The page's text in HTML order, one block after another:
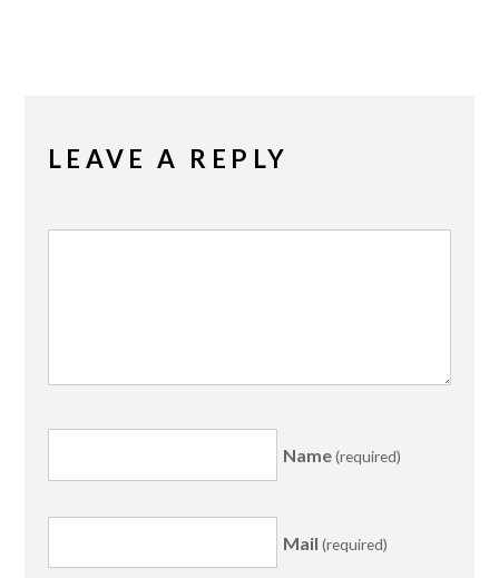
LEAVE A REPLY
Name(required)
Mail (required)